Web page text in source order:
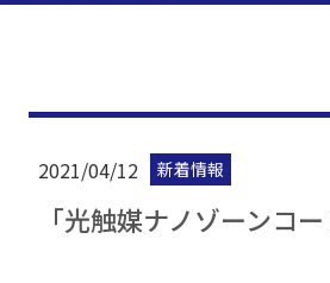
2021/04/12 新着情報
「光触媒ナノゾーンコー